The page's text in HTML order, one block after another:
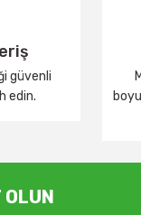
güvenli
edin.